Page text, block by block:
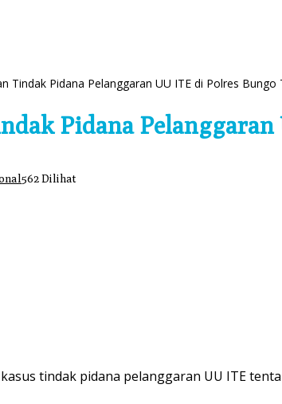
Tindak Pidana Pelanggaran UU ITE di Polres
Pidana
562 Dilihat
tindak pidana pelanggaran UU ITE